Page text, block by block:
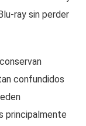
ray sin perder
confundidos
principalmente